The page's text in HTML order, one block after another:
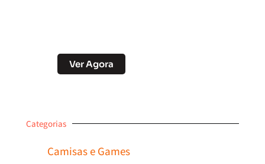
Ver Agora
Categorias
Camisas e Games